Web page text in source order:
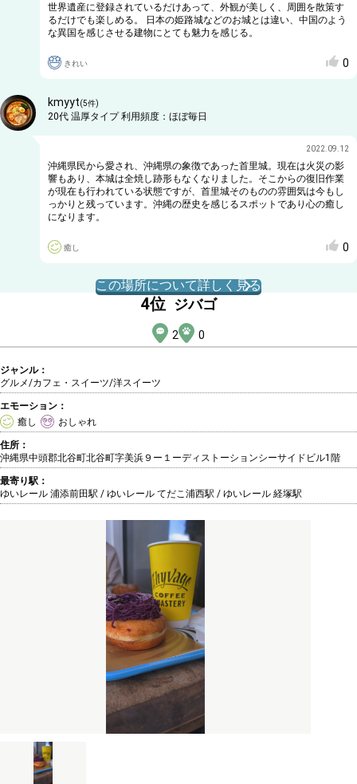
世界遺産に登録されているだけあって、外観が美しく、周囲を散策す
るだけでも楽しめる。 日本の姫路城などのお城とは違い、中国のよう
な異国を感じさせる建物にとても魅力を感じる。
きれい 0
kmyyt(5件)
20代 温厚タイプ利用頻度： ほぼ毎日
2022.09.12
沖縄県民から愛され、沖縄県の象徴であった首里城。現在は火災の影
響もあり、本城は全焼し跡形もなくなりました。そこからの復旧作業
が現在も行われている状態ですが、首里城そのものの雰囲気は今もし
っかりと残っています。沖縄の歴史を感じるスポットであり心の癒し
になります。
癒し 0
この場所について詳しく見る
4位 ジバゴ
2 0
ジャンル：
グルメ/カフェ・スイーツ/洋スイーツ
エモーション：
癒し
おしゃれ
住所：
沖縄県中頭郡北谷町北谷町字美浜９ー１ーディストーションシーサイドビル1階
最寄り駅：
ゆいレール 浦添前田駅 / ゆいレール てだこ浦西駅 / ゆいレール 経塚駅